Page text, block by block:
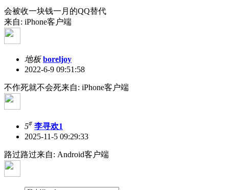
会被收一块钱一月的QQ替代
来自: iPhone客户端
地板 boreljoy
2022-6-9 09:51:58
不作死就不会死来自: iPhone客户端
5# 李寻欢1
2025-11-5 09:29:33
路过路过来自: Android客户端